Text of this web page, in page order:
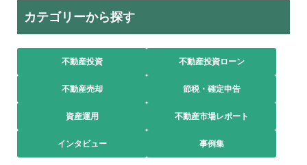
カテゴリーから探す
不動産投資 不動産投資ローン
不動産売却 節税・確定申告
資産運用 不動産市場レポート
インタビュー 事例集